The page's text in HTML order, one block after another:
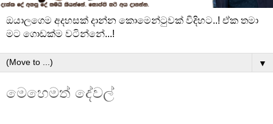
ඔයාලගෙම අදහසක් දාන්න කොමෙන්ටුවක් විදිහට..! ඒක තමා
මට ගොඩක්ම වටින්නේ...!
▼
මෙහෙමත් දේවල්